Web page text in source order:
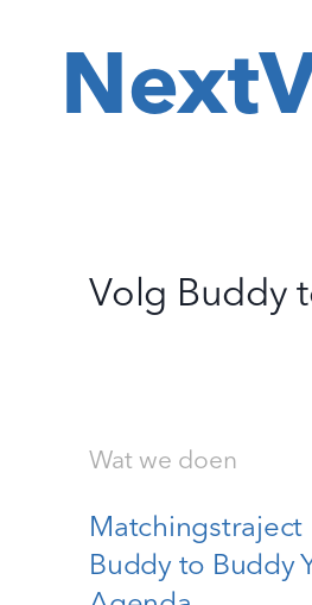
Next
Volg Buddy
Wat we doen
Matchingstraject
Buddy to Buddy